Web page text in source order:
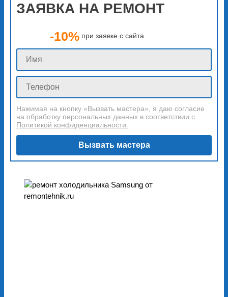
ЗАЯВКА НА РЕМОНТ
-10% при заявке с сайта
Нажимая на кнопку «Вызвать мастера», я даю согласие
на обработку персональных данных в соответствии с
Политикой конфиденциальности.
Вызвать мастера